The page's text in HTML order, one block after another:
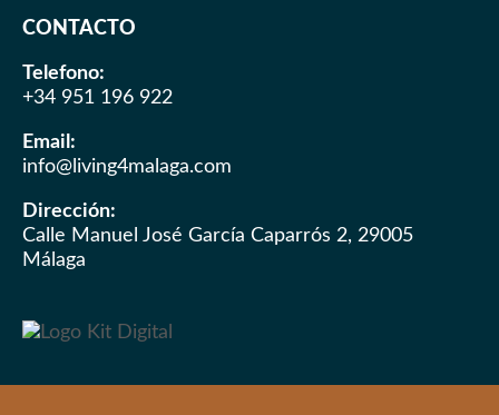
CONTACTO
Telefono:
+34 951 196 922
Email:
info@living4malaga.com
Dirección:
Calle Manuel José García Caparrós 2, 29005
Málaga